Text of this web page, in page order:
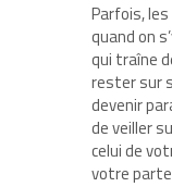
Parfois,
quand on
qui traîne
rester sur
devenir
de veiller
celui de
votre